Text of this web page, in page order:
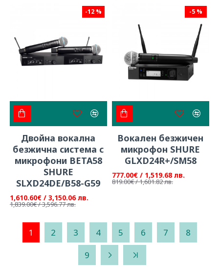
-12 %
Двойна вокална
безжична система с
микрофони BETA58
SHURE
SLXD24DE/B58-G59
1,610.60€ / 3,150.06 лв.
1,839.00€ / 3,596.77 лв.
-5 %
Вокален безжичен
микрофон SHURE
GLXD24R+/SM58
777.00€ / 1,519.68 лв.
819.00€ / 1,601.82 лв.
1 2 3 4 5 6 7
8
9